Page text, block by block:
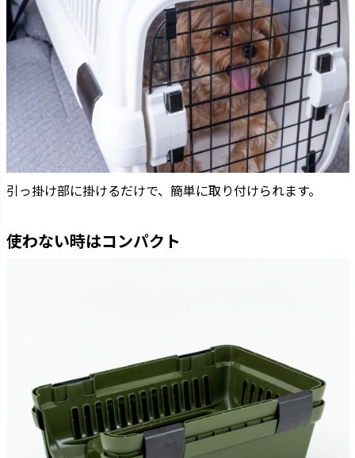
引っ掛け部に掛けるだけで、簡単に取り付けられます。
使わない時はコンパクト